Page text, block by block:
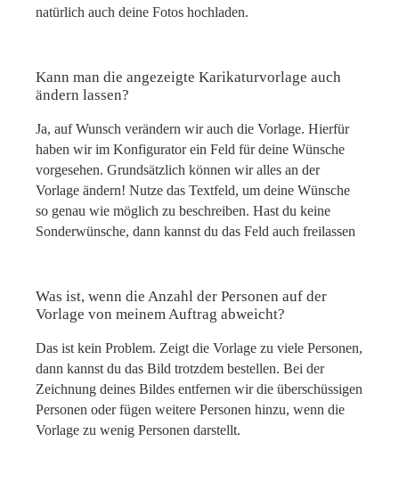
natürlich auch deine Fotos hochladen.
Kann man die angezeigte Karikaturvorlage auch
ändern lassen?
Ja, auf Wunsch verändern wir auch die Vorlage. Hierfür
haben wir im Konfigurator ein Feld für deine Wünsche
vorgesehen. Grundsätzlich können wir alles an der
Vorlage ändern! Nutze das Textfeld, um deine Wünsche
so genau wie möglich zu beschreiben. Hast du keine
Sonderwünsche, dann kannst du das Feld auch freilassen
Was ist, wenn die Anzahl der Personen auf der
Vorlage von meinem Auftrag abweicht?
Das ist kein Problem. Zeigt die Vorlage zu viele Personen,
dann kannst du das Bild trotzdem bestellen. Bei der
Zeichnung deines Bildes entfernen wir die überschüssigen
Personen oder fügen weitere Personen hinzu, wenn die
Vorlage zu wenig Personen darstellt.